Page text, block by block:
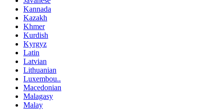
Kannada
Kazakh
Khmer
Kurdish
Kyrgyz
Latin
Latvian
Lithuanian
Luxembou..
Macedonian
Malagasy
Malay